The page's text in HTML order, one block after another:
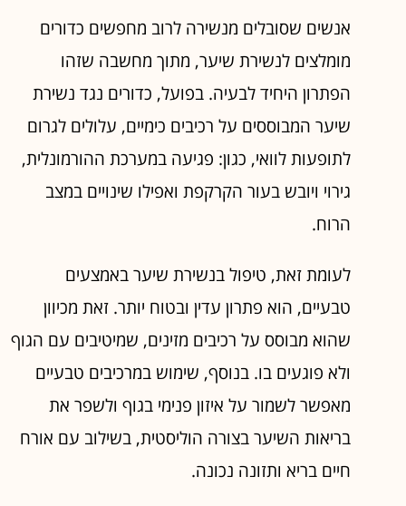
אנשים שסובלים מנשירה לרוב מחפשים כדורים
מומלצים לנשירת שיער, מתוך מחשבה שזהו
הפתרון היחיד לבעיה. בפועל, כדורים נגד נשירת
שיער המבוססים על רכיבים כימיים, עלולים לגרום
לתופעות לוואי, כגון: פגיעה במערכת ההורמונלית,
גירוי ויובש בעור הקרקפת ואפילו שינויים במצב
הרוח.
לעומת זאת, טיפול בנשירת שיער באמצעים
טבעיים, הוא פתרון עדין ובטוח יותר. זאת מכיוון
שהוא מבוסס על רכיבים מזינים, שמיטיבים עם הגוף
ולא פוגעים בו. בנוסף, שימוש במרכיבים טבעיים
מאפשר לשמור על איזון פנימי בגוף ולשפר את
בריאות השיער בצורה הוליסטית, בשילוב עם אורח
חיים בריא ותזונה נכונה.